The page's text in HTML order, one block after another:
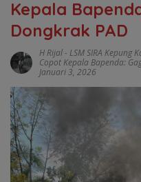
Kepala
Dongkrak PAD
H Rijal- LSM SIRA Kepung
Copot Kepala Bapenda:
Januari 3, 2026